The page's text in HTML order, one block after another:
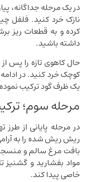
در یک مرحله جداگانه،
نازک خرد کنید. فلفل
کرده و به قطعات ریز
داشته باشید.
حال کاهوی تازه را
کوچک خرد کنید. در ادامه
یک ظرف گود ترکیب
مرحله سوم؛
در مرحله پایانی از طرز
ریش ریش شده را به
بافت مرغ سالم و
مواد بفشارید و گشنیز
خاصی پیدا کند.